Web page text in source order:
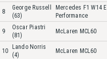
8
George Russell
(63)
Mercedes F1 W14 E
Performance
9
Oscar Piastri
(81)
McLaren MCL60
10
Lando Norris
(4)
McLaren MCL60